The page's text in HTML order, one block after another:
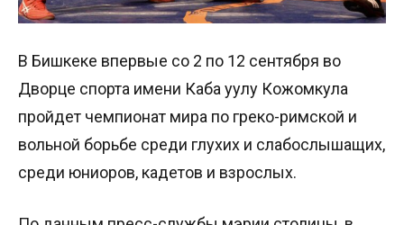
В Бишкеке впервые со 2 по 12 сентября во
Дворце спорта имени Каба уулу Кожомкула
пройдет чемпионат мира по греко-римской и
вольной борьбе среди глухих и слабослышащих,
среди юниоров, кадетов и взрослых.